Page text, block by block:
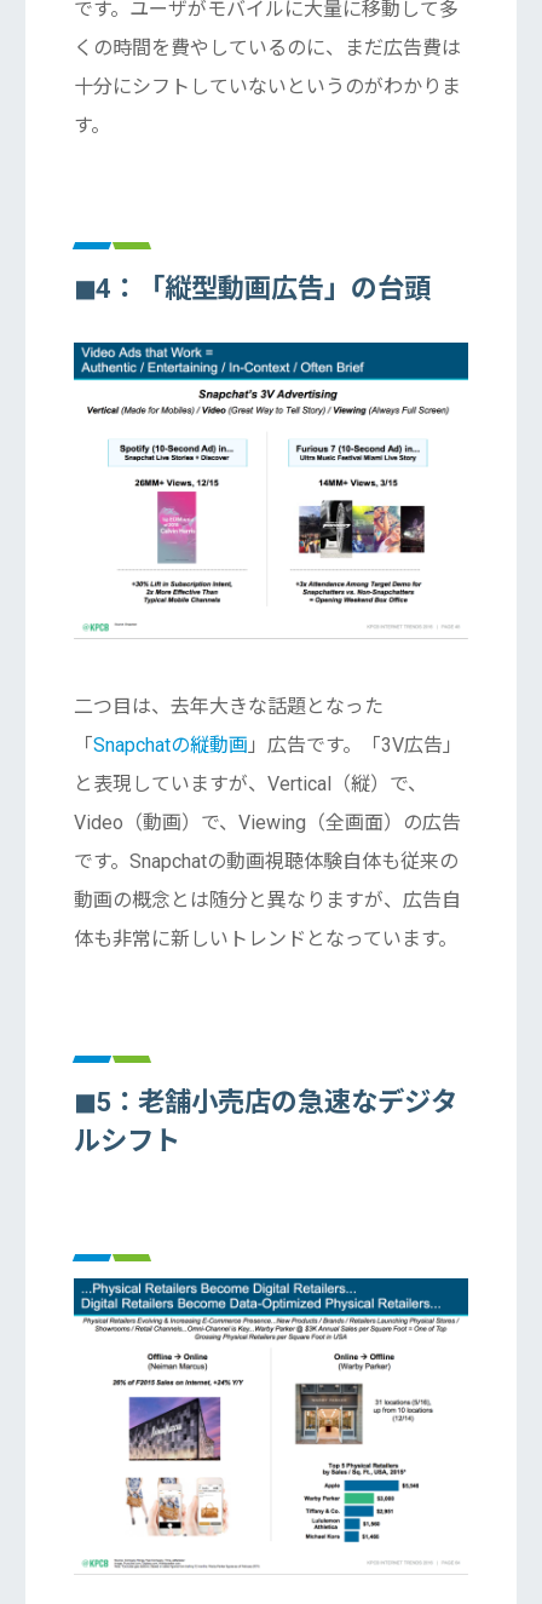
です。ユーザがモバイルに大量に移動して多
くの時間を費やしているのに、まだ広告費は
十分にシフトしていないというのがわかりま
す。
◼︎4：「縦型動画広告」の台頭
二つ目は、去年大きな話題となった
「Snapchatの縦動画 」広告です。「3V広告」
と表現していますが、Vertical（縦）で、
Video（動画）で、Viewing（全画面）の広告
です。Snapchatの動画視聴体験自体も従来の
動画の概念とは随分と異なりますが、広告自
体も非常に新しいトレンドとなっています。
◼︎5：老舗小売店の急速なデジタ
ルシフト